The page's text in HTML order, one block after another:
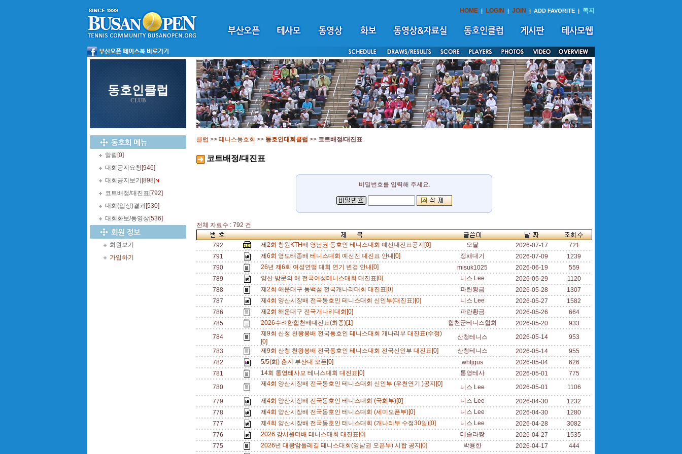
HOME | LOGIN | JOIN | ADD FAVORITE | 쪽지
동호인클럽
CLUB
알림 [0]
대회공지요청 [946]
대회공지보기 [898]
코트배정/대진표 [792]
대회(입상)결과[530]
대회화보/동영상[536]
회원보기
가입하기
클럽 >> 테니스동호회 >> 동호인대회클럽 >> 코트배정/대진표
코트배정/대진표
비밀번호를 입력해 주세요.
전체 자료수 : 792 건
792 제2회 창원KTH배 영남권 동호인 테니스대회 예선대진표공지[0] 오달 2026-07-17
721
791
제6회 영도태종배 테니스대회 예선전 대진표 안내[0] 정패대기 2026-07-09
1239
790
26년 제6회 여성연맹 대회 연기 변경 안내[0] misuk1025 2026-06-19
559
789
양산 방문의 해 전국여성테니스대회 대진표[0] 니스 Lee 2026-05-29
1120
788
제2회 해운대구 동백섬 전국개나리대회 대진표[0] 파란황금 2026-05-28
1307
787
제4회 양산시장배 전국동호인 테니스대회 신인부(대진표)[0] 니스 Lee 2026-05-27
1582
786
제2회 해운대구 전국개나리대회[0] 파란황금 2026-05-26
664
785
2026수려한합천배대진표(최종)[1] 합천군테니스협회 2026-05-20
933
784
제9회 산청 천왕봉배 전국동호인 테니스대회 개나리부 대진표(수정)
[0]
산청테니스 2026-05-14
953
783
제9회 산청 천왕봉배 전국동호인 테니스대회 전국신인부 대진표[0] 산청테니스 2026-05-14
955
782
5/5(화) 춘계 부산대 오픈[0] whtjgus 2026-05-04
626
781
14회 통영테사모 테니스대회 대진표[0] 통영테사 2026-05-01
775
780
제4회 양산시장배 전국동호인 테니스대회 신인부 (우천연기 )공지[0] 니스 Lee 2026-05-01
1106
779
제4회 양산시장배 전국동호인 테니스대회 (국화부)[0] 니스 Lee 2026-04-30
1232
778
제4회 양산시장배 전국동호인 테니스대회 (세미오픈부)[0] 니스 Lee 2026-04-30
1280
777
제4회 양산시장배 전국동호인 테니스대회 (개나리부 수정30일)[0] 니스 Lee 2026-04-28
3082
776
2026 강서원더배 테니스대회 대진표[0] 테슬라짱 2026-04-27
1535
775
2026년 대왕암둘레길 테니스대회(영남권 오픈부) 시합 공지[0] 박용한 2026-04-17
444